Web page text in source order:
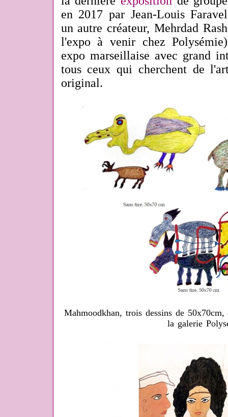
en 2017 par Jean-Louis
un autre créateur, Mehrdad
l'expo à venir chez
expo marseillaise avec grand
tous ceux qui cherchent de
original.
Mahmoodkhan, trois dessins de
la galerie